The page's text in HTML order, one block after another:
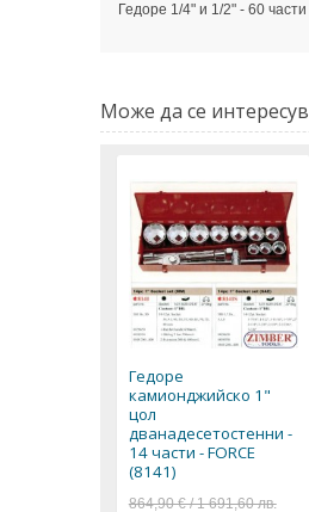
Гедоре 1/4" и 1/2" - 60
Може да се
Гедоре
камионджийско 1"
цол
дванадесетостенни -
14 части - FORCE
(8141)
864,90 € / 1 691,60 лв.